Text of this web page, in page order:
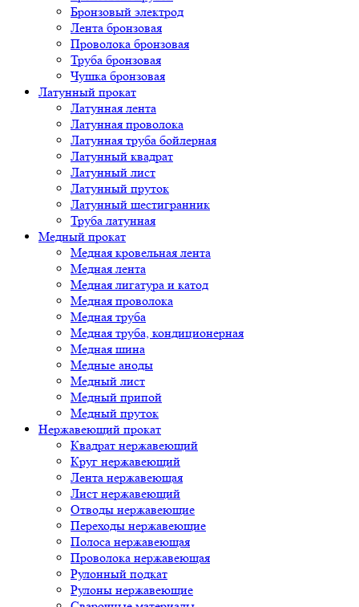
Бронзовый электрод
Лента бронзовая
Проволока бронзовая
Труба бронзовая
Чушка бронзовая
Латунный прокат
Латунная лента
Латунная проволока
Латунная труба бойлерная
Латунный квадрат
Латунный лист
Латунный пруток
Латунный шестигранник
Труба латунная
Медный прокат
Медная кровельная лента
Медная лента
Медная лигатура и катод
Медная проволока
Медная труба
Медная труба, кондиционерная
Медная шина
Медные аноды
Медный лист
Медный припой
Медный пруток
Нержавеющий прокат
Квадрат нержавеющий
Круг нержавеющий
Лента нержавеющая
Лист нержавеющий
Отводы нержавеющие
Переходы нержавеющие
Полоса нержавеющая
Проволока нержавеющая
Рулонный подкат
Рулоны нержавеющие